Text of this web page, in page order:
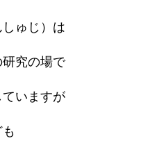
ゅじ）は
究の場で
いますが